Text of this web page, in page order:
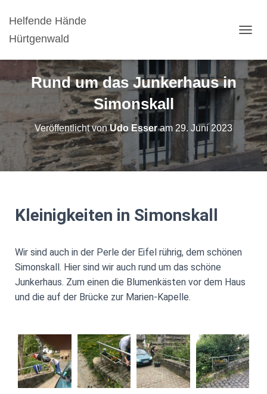
Helfende Hände
Hürtgenwald
V
G
A
T
I
O
N
U
Rund um das Junkerhaus in
Simonskall
Veröffentlicht vonUdo Esseram 29. Juni 2023
Kleinigkeiten in Simonskall
Wir sind auch in der Perle der Eifel rührig, dem schönen
Simonskall. Hier sind wir auch rund um das schöne
Junkerhaus. Zum einen die Blumenkästen vor dem Haus
und die auf der Brücke zur Marien-Kapelle.